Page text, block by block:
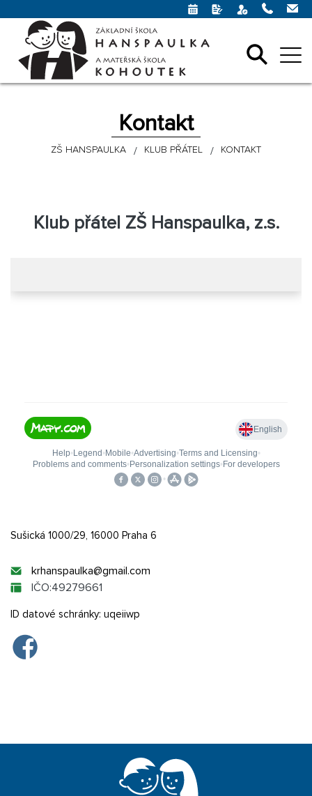
Kontakt
ZŠ HANSPAULKA KLUB PŘÁTEL KONTAKT
Klub přátel ZŠ Hanspaulka, z.s.
Sušická 1000/29, 16000 Praha 6
krhanspaulka@gmail.com
IČO:49279661
ID datové schránky: uqeiiwp